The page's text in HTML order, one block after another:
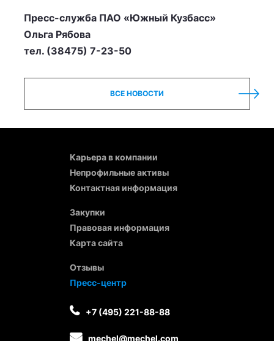
Пресс-служба ПАО «Южный Кузбасс»
Ольга Рябова
тел. (38475) 7-23-50
ВСЕ НОВОСТИ
Карьера в компании
Непрофильные активы
Контактная информация
Закупки
Правовая информация
Карта сайта
Отзывы
Пресс-центр
+7 (495) 221-88-88
mechel@mechel.com